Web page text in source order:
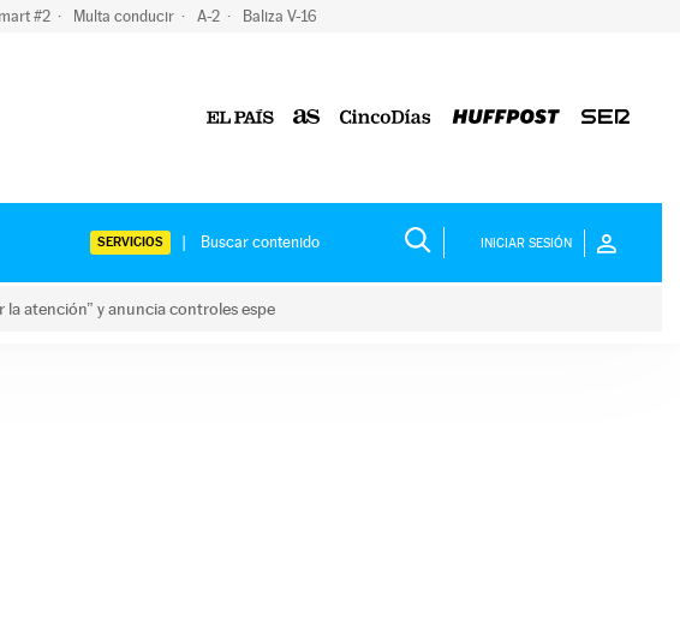
#2 Multa conducir A-2 Baliza V-16
SERVICIOS INICIAR SESIÓN
la atención” y anuncia controles espe